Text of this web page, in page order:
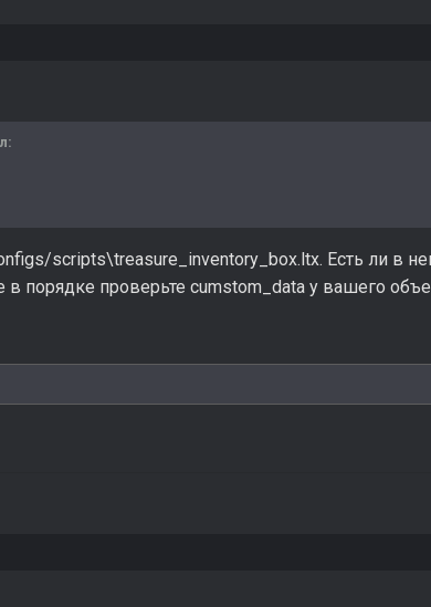
scripts\treasure_inventory_box.ltx. Есть ли в
в порядке проверьте cumstom_data у вашего